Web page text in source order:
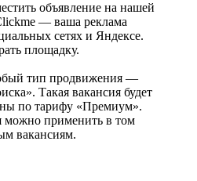
объявление на нашей
— ваша реклама
сетях и Яндексе.
площадку.
тип продвижения —
Такая вакансия будет
по тарифу «Премиум».
можно применить в том
вакансиям.